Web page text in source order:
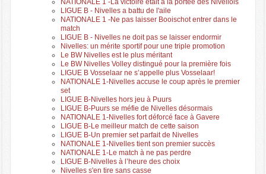
LIGUE B - Nivelles a battu de l'aile
NATIONALE 1 -Ne pas laisser Booischot entrer dans le
match
LIGUE B - Nivelles ne doit pas se laisser endormir
Nivelles: un mérite sportif pour une triple promotion
Le BW Nivelles est le plus méritant
Le BW Nivelles Volley distingué pour la première fois
LIGUE B Vosselaar ne s’appelle plus Vosselaar!
NATIONALE 1-Nivelles accuse le coup après le premier
set
LIGUE B-Nivelles hors jeu à Puurs
LIGUE B-Puurs se méfie de Nivelles désormais
NATIONALE 1-Nivelles fort déforcé face à Gavere
LIGUE B-Le meilleur match de cette saison
LIGUE B-Un premier set parfait de Nivelles
NATIONALE 1-Nivelles tient son premier succès
NATIONALE 1-Le match à ne pas perdre
LIGUE B-Nivelles à l’heure des choix
Nivelles s'en tire sans casse